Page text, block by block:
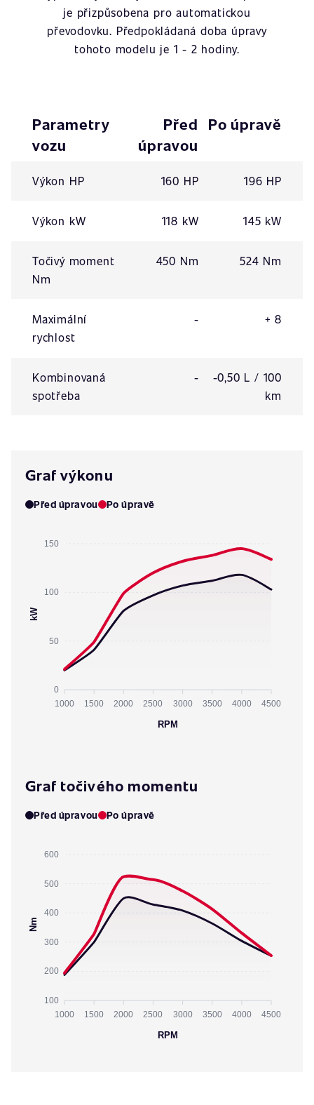
je přizpůsobena pro automatickou
převodovku. Předpokládaná doba úpravy
tohoto modelu je 1 - 2 hodiny.
Parametry
vozu
Před
úpravou
Po úpravě
Výkon HP 160 HP 196 HP
Výkon kW 118 kW 145 kW
Točivý moment
Nm
450 Nm 524 Nm
Maximální
rychlost
- + 8
Kombinovaná
spotřeba
-
-0,50 L / 100
km
Graf výkonu
Před úpravou Po úpravě
150
100
50
0
kW
1000 1500 2000 2500 3000 3500 4000 4500
RPM
Graf točivého momentu
Před úpravou Po úpravě
600
500
400
300
200
100
Nm
1000 1500 2000 2500 3000 3500 4000 4500
RPM